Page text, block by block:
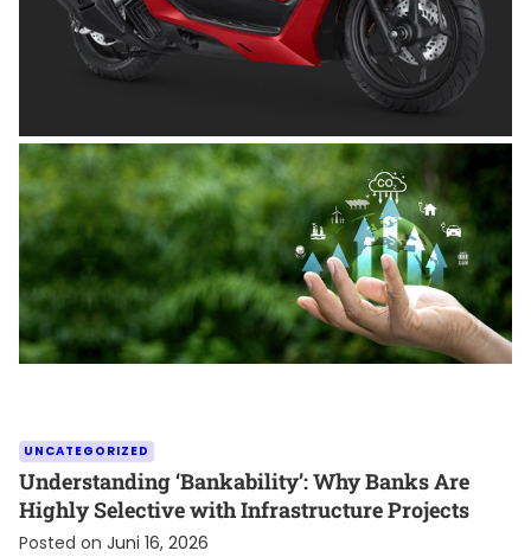
OTOMOTIF
Tips Memilih Helm yang Tepat untuk
Pengendara Motor agar Aman dan Nyaman
UNCATEGORIZED
Understanding ‘Bankability’: Why Banks Are
Highly Selective with Infrastructure Projects
Posted on Juni 16, 2026